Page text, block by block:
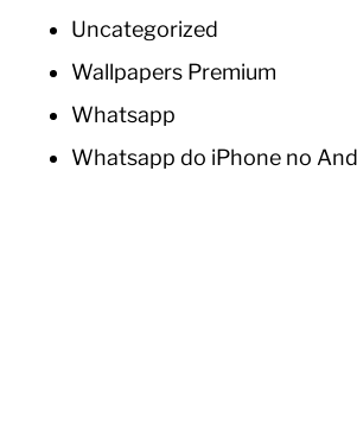
Uncategorized
Wallpapers Premium
Whatsapp
Whatsapp do iPhone no